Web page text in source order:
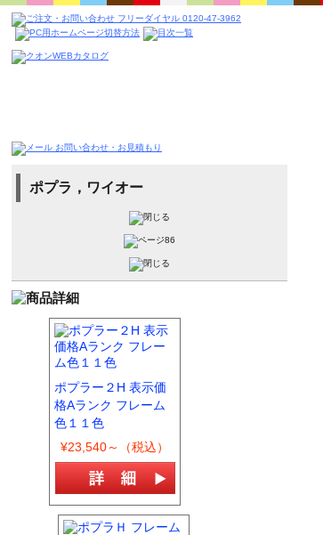
ポプラ，ワイオー
ポプラー２H 表示価
格Aランク フレーム
色１１色
¥23,540～（税込）